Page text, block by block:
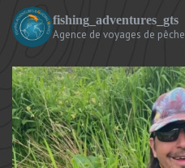
fishing_adventures_gts
Agence de voyages de pêche